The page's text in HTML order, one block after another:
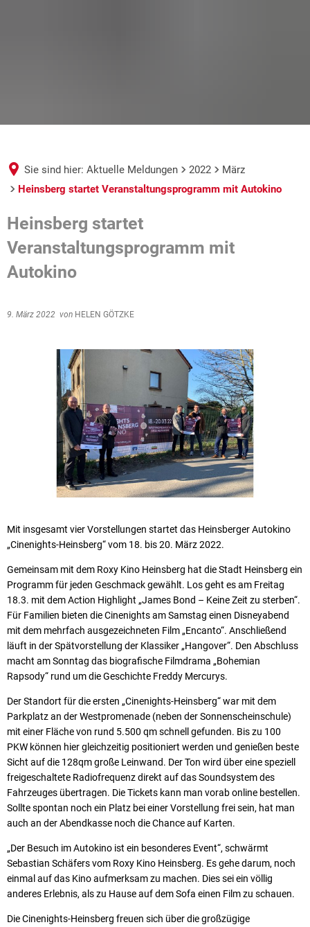
Sie sind hier: Aktuelle Meldungen 2022
März
Heinsberg startet Veranstaltungsprogramm mit Autokino
Heinsberg startet
Veranstaltungsprogramm mit
Autokino
9. März 2022 von HELEN GÖTZKE
Mit insgesamt vier Vorstellungen startet das Heinsberger Autokino
„Cinenights-Heinsberg“ vom 18. bis 20. März 2022.
Gemeinsam mit dem Roxy Kino Heinsberg hat die Stadt Heinsberg ein
Programm für jeden Geschmack gewählt. Los geht es am Freitag
18.3. mit dem Action Highlight „James Bond – Keine Zeit zu sterben“.
Für Familien bieten die Cinenights am Samstag einen Disneyabend
mit dem mehrfach ausgezeichneten Film „Encanto“. Anschließend
läuft in der Spätvorstellung der Klassiker „Hangover“. Den Abschluss
macht am Sonntag das biografische Filmdrama „Bohemian
Rapsody“ rund um die Geschichte Freddy Mercurys.
Der Standort für die ersten „Cinenights-Heinsberg“ war mit dem
Parkplatz an der Westpromenade (neben der Sonnenscheinschule)
mit einer Fläche von rund 5.500 qm schnell gefunden. Bis zu 100
PKW können hier gleichzeitig positioniert werden und genießen beste
Sicht auf die 128qm große Leinwand. Der Ton wird über eine speziell
freigeschaltete Radiofrequenz direkt auf das Soundsystem des
Fahrzeuges übertragen. Die Tickets kann man vorab online bestellen.
Sollte spontan noch ein Platz bei einer Vorstellung frei sein, hat man
auch an der Abendkasse noch die Chance auf Karten.
„Der Besuch im Autokino ist ein besonderes Event“, schwärmt
Sebastian Schäfers vom Roxy Kino Heinsberg. Es gehe darum, noch
einmal auf das Kino aufmerksam zu machen. Dies sei ein völlig
anderes Erlebnis, als zu Hause auf dem Sofa einen Film zu schauen.
Die Cinenights-Heinsberg freuen sich über die großzügige